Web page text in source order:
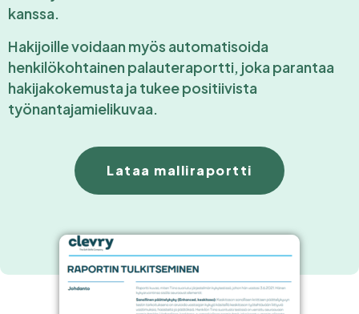
kanssa.
Hakijoille voidaan myös automatisoida
henkilökohtainen palauteraportti, joka parantaa
hakijakokemusta ja tukee positiivista
työnantajamielikuvaa.
Lataa malliraportti